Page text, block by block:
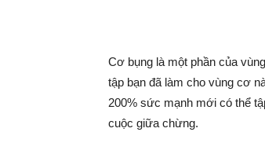
Cơ bụng là một phần của
tập bạn đã làm cho vùng cơ
200% sức mạnh mới có thể
cuộc giữa chừng.